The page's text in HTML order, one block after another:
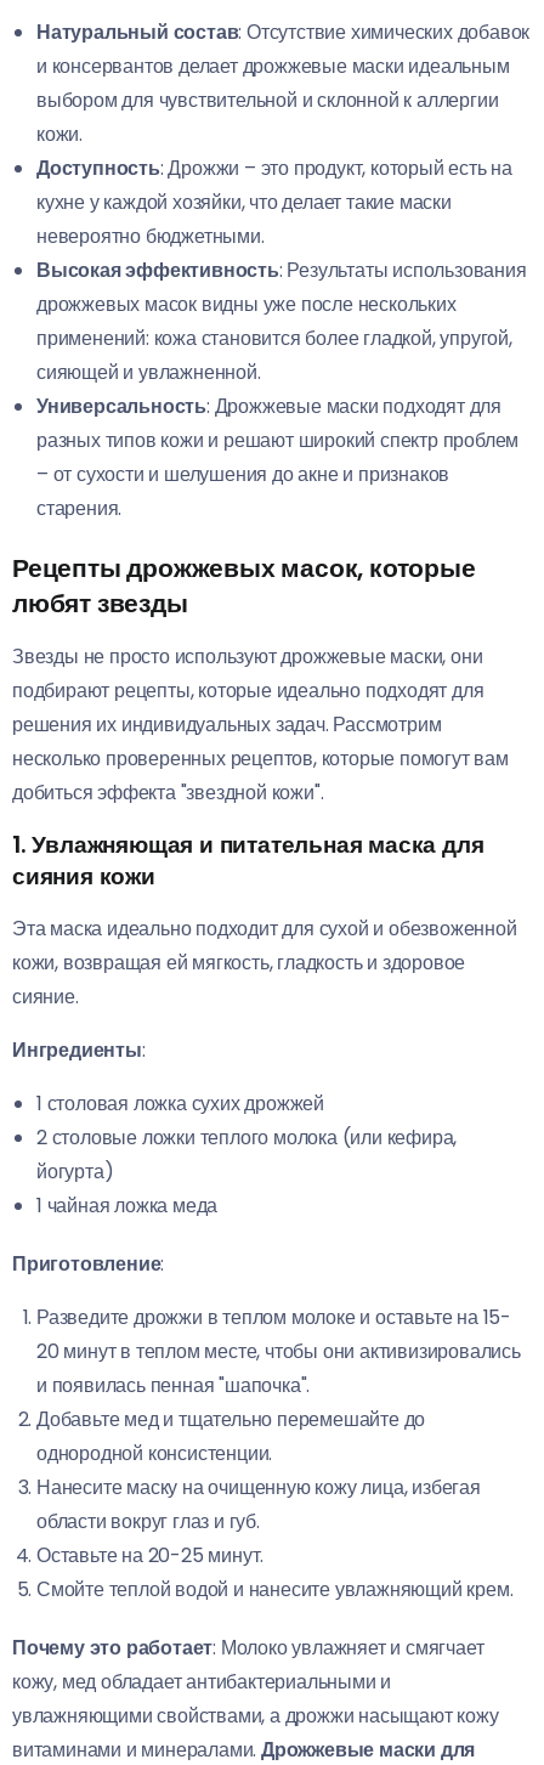
Натуральный состав: Отсутствие химических добавок
и консервантов делает дрожжевые маски идеальным
выбором для чувствительной и склонной к аллергии
кожи.
Доступность: Дрожжи – это продукт, который есть на
кухне у каждой хозяйки, что делает такие маски
невероятно бюджетными.
Высокая эффективность: Результаты использования
дрожжевых масок видны уже после нескольких
применений: кожа становится более гладкой, упругой,
сияющей и увлажненной.
Универсальность: Дрожжевые маски подходят для
разных типов кожи и решают широкий спектр проблем
– от сухости и шелушения до акне и признаков
старения.
Рецепты дрожжевых масок, которые
любят звезды
Звезды не просто используют дрожжевые маски, они
подбирают рецепты, которые идеально подходят для
решения их индивидуальных задач. Рассмотрим
несколько проверенных рецептов, которые помогут вам
добиться эффекта "звездной кожи".
1. Увлажняющая и питательная маска для
сияния кожи
Эта маска идеально подходит для сухой и обезвоженной
кожи, возвращая ей мягкость, гладкость и здоровое
сияние.
Ингредиенты:
1 столовая ложка сухих дрожжей
2 столовые ложки теплого молока (или кефира,
йогурта)
1 чайная ложка меда
Приготовление:
Разведите дрожжи в теплом молоке и оставьте на 15-
20 минут в теплом месте, чтобы они активизировались
и появилась пенная "шапочка".
Добавьте мед и тщательно перемешайте до
однородной консистенции.
Нанесите маску на очищенную кожу лица, избегая
области вокруг глаз и губ.
Оставьте на 20-25 минут.
Смойте теплой водой и нанесите увлажняющий крем.
Почему это работает: Молоко увлажняет и смягчает
кожу, мед обладает антибактериальными и
увлажняющими свойствами, а дрожжи насыщают кожу
витаминами и минералами.Дрожжевые маски для